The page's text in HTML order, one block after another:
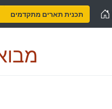
Homeתכנית תארים מתקדמים